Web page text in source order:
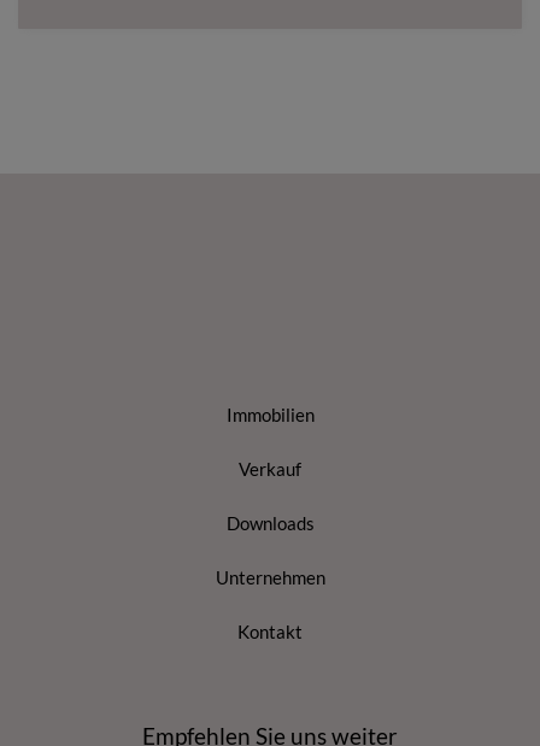
Immobilien
Verkauf
Downloads
Unternehmen
Kontakt
Empfehlen Sie uns weiter